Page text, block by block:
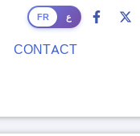
FR ع
CONTACT